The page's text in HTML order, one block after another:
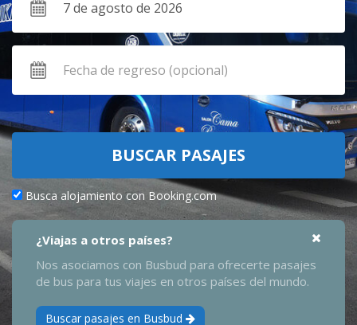
BUSCAR PASAJES
Busca alojamiento con Booking.com
¿Viajas a otros países?
Nos asociamos con Busbud para ofrecerte pasajes
de bus para tus viajes en otros países del mundo.
Buscar pasajes en Busbud